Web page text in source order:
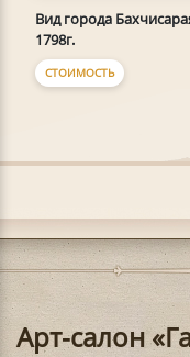
Вид города
1798г.
СТОИМОСТЬ
Арт-салон